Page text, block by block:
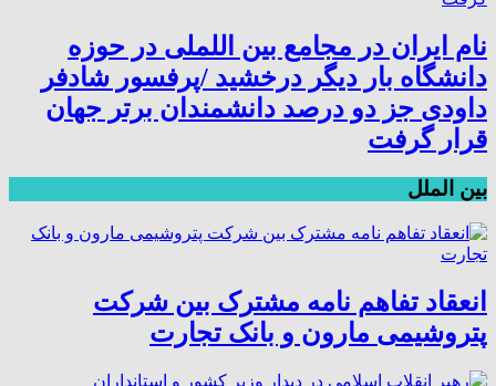
نام ایران در مجامع بین اللملی در حوزه
دانشگاه بار دیگر درخشید /پرفسور شادفر
داودی جز دو درصد دانشمندان برتر جهان
قرار گرفت
بین الملل
انعقاد تفاهم نامه مشترک بین شرکت
پتروشیمی مارون و بانک تجارت